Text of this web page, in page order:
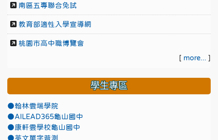
南區五專聯合免試
教育部適性入學宣導網
桃園市高中職博覽會
[ more... ]
學生專區
●翰林雲端學院
●AILEAD365龜山國中
●康軒雲學校龜山國中
●英文單字普測